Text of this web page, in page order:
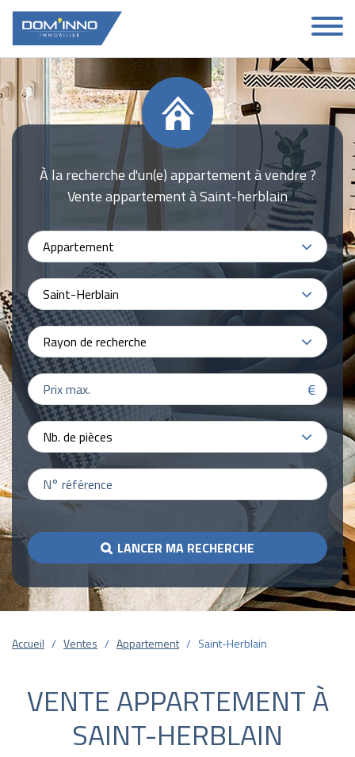
À la recherche d'un(e) appartement à vendre ?
Vente appartement à Saint-herblain
Appartement
Saint-Herblain
Rayon de recherche
€
Nb. de pièces
LANCER MA RECHERCHE
Accueil Ventes Appartement Saint-Herblain
VENTE APPARTEMENT À
SAINT-HERBLAIN